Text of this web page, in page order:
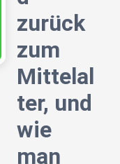
zurück
zum
Mittelal
ter, und
wie
man